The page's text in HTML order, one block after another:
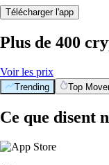
Télécharger l'app
Plus de 400
Voir les prix
Trending Top
Ce que disent